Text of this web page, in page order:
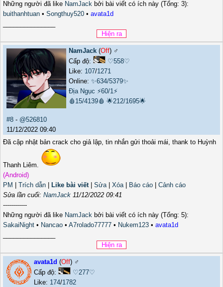
Những người đã like NamJack bởi bài viết có ích này (Tổng: 3):
buithanhtuan • Songthuy520 • avata1d
NamJack (Off) ♂️
Cấp độ:
♡558♡
Like: 107/1271
Online: ✨634/5379✨
Địa Ngục ⚡60/1⚡
🩸15/4139🩸 🌟212/1695🌟
#8 - @526810
11/12/2022 09:40
Đã cập nhật bản crack cho giả lập, tin nhắn gửi thoải mái, thank to Huỳnh
Thanh Liêm.
(Android)
PM
Trích dẫn Like bài viết| Sửa| Xóa| Báo cáo
Cảnh cáo
Sửa lần cuối: NamJack 11/12/2022 09:41
------------
Những người đã like NamJack bởi bài viết có ích này (Tổng: 5):
SakaiNight • Nancao • A7rolado77777 • Nukem123 • avata1d
avata1d (Off) ♂️
Cấp độ:
♡277♡
Like: 174/1782